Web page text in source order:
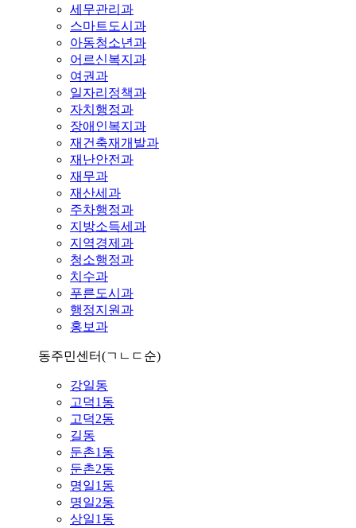
세무관리과
스마트도시과
아동청소년과
어르신복지과
여권과
일자리정책과
자치행정과
장애인복지과
재건축재개발과
재난안전과
재무과
재산세과
주차행정과
지방소득세과
지역경제과
청소행정과
치수과
푸른도시과
행정지원과
홍보과
동주민센터(ㄱㄴㄷ순)
강일동
고덕1동
고덕2동
길동
둔촌1동
둔촌2동
명일1동
명일2동
상일1동